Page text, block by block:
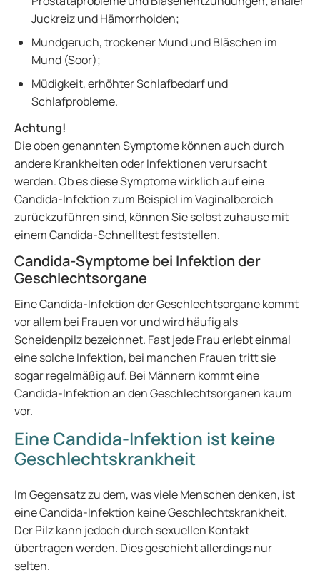
Juckreiz und Hämorrhoiden;
Mundgeruch, trockener Mund und Bläschen im
Mund (Soor);
Müdigkeit, erhöhter Schlafbedarf und
Schlafprobleme.
Achtung!
Die oben genannten Symptome können auch durch
andere Krankheiten oder Infektionen verursacht
werden. Ob es diese Symptome wirklich auf eine
Candida-Infektion zum Beispiel im Vaginalbereich
zurückzuführen sind, können Sie selbst zuhause mit
einem Candida-Schnelltest feststellen.
Candida-Symptome bei Infektion der
Geschlechtsorgane
Eine Candida-Infektion der Geschlechtsorgane kommt
vor allem bei Frauen vor und wird häufig als
Scheidenpilz bezeichnet. Fast jede Frau erlebt einmal
eine solche Infektion, bei manchen Frauen tritt sie
sogar regelmäßig auf. Bei Männern kommt eine
Candida-Infektion an den Geschlechtsorganen kaum
vor.
Eine Candida-Infektion ist keine
Geschlechtskrankheit
Im Gegensatz zu dem, was viele Menschen denken, ist
eine Candida-Infektion keine Geschlechtskrankheit.
Der Pilz kann jedoch durch sexuellen Kontakt
übertragen werden. Dies geschieht allerdings nur
selten.